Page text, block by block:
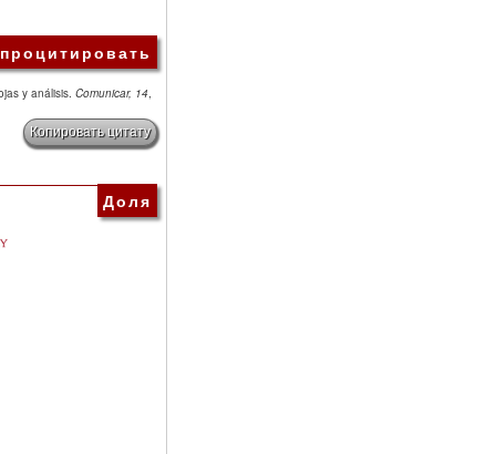
y análisis. Comunicar, 14,
Копировать цитату
Доля